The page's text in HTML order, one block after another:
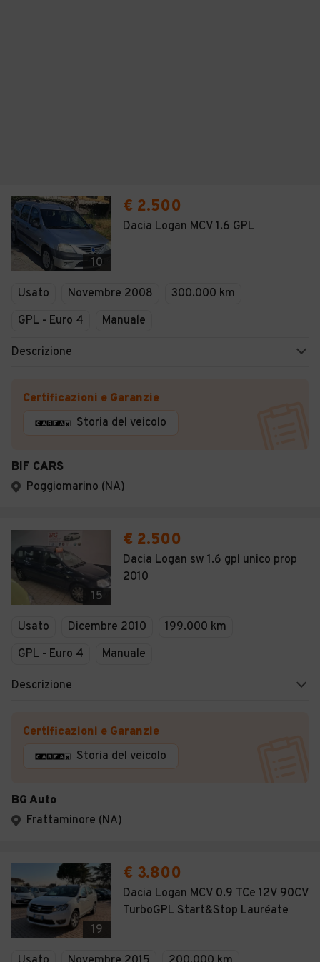
10
€ 2.500
Dacia Logan MCV 1.6 GPL
Usato Novembre 2008
300.000 km
GPL - Euro 4
Manuale
Descrizione
Certificazioni e Garanzie
Storia del veicolo
BIF CARS
Poggiomarino (NA)
15
€ 2.500
Dacia Logan sw 1.6 gpl unico prop
2010
Usato Dicembre 2010
199.000 km
GPL - Euro 4
Manuale
Descrizione
Certificazioni e Garanzie
Storia del veicolo
BG Auto
Frattaminore (NA)
19
€ 3.800
Dacia Logan MCV 0.9 TCe 12V 90CV
TurboGPL Start&Stop Lauréate